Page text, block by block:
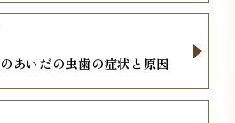
あいだの虫歯の症状と原因